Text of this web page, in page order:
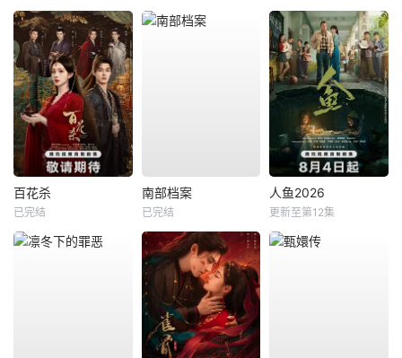
百花杀
已完结
南部档案
已完结
人鱼2026
更新至第12集